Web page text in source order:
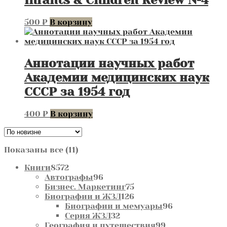
500 ₽ В корзину
Аннотации научных работ
Академии медицинских наук
СССР за 1954 год
400 ₽ В корзину
Показаны все (11)
Книги85728572
товара
Автографы9696
товаров
Бизнес. Маркетинг7575
товаров
Биографии и ЖЗЛ126126
товаров
Биографии и мемуары9696
Серия ЖЗЛ3232
товара